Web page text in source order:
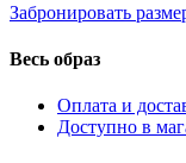
Забронировать
Весь образ
Оплата и
Доступно в